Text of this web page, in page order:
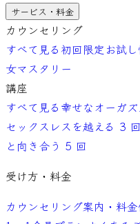
サービス・料金
カウンセリング
すべて見る 初回限定お試し
女マスタリー
講座
すべて見る 幸せなオーガ
セックスレスを越える 3 回
と向き合う 5 回
受け方・料金
カウンセリング案内・料金